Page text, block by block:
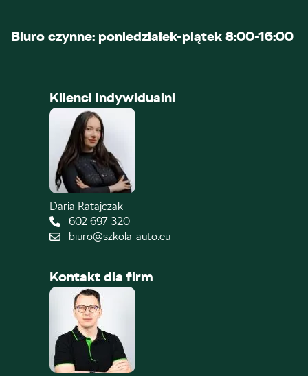
Biuro czynne: poniedziałek-piątek 8:00-16:00
Klienci indywidualni
Daria Ratajczak
602 697 320
biuro@szkola-auto.eu
Kontakt dla firm